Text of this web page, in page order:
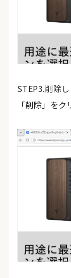
STEP3.削除
「削除」をク